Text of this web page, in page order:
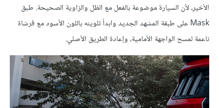
الأخير، لأن السيارة موضوعة بالفعل مع الظل والزاوية الصحيحة. طبق
Mask على طبقة المشهد الجديد وابدأ تلوينه باللون الأسود مع فرشاة
ناعمة لمسح الواجهة الأمامية، وإعادة الطريق الأصلي.